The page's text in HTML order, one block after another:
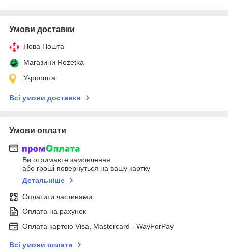
Умови доставки
Нова Пошта
Магазини Rozetka
Укрпошта
Всі умови доставки
Умови оплати
Ви отримаєте замовлення
або гроші повернуться на вашу картку
Детальніше
Оплатити частинами
Оплата на рахунок
Оплата картою Visa, Mastercard - WayForPay
Всі умови оплати